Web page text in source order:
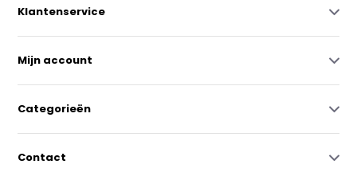
Klantenservice
Mijn account
Categorieën
Contact